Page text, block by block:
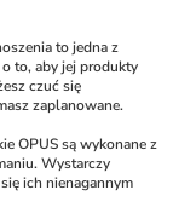
to jedna z
to, aby jej produkty
czuć się
zaplanowane.
OPUS są wykonane z
Wystarczy
ich nienagannym